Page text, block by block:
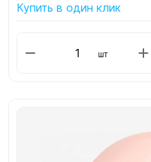
Купить в один клик
шт